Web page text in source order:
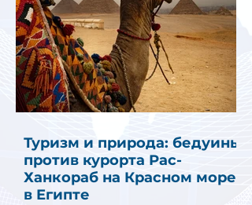
Туризм и природа: бедуины
против курорта Рас-
Ханкораб на Красном море
в Египте